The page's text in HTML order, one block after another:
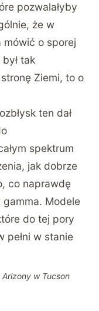
pozwalałyby
że w
mówić o sporej
tak
Ziemi, to o
ten dał
spektrum
jak dobrze
co naprawdę
gamma. Modele
do tej pory
pełni w stanie
w Tucson